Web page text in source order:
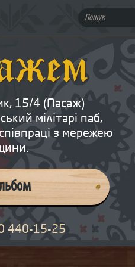
15/4 (Пасаж)
мілітарі паб,
з мережею
440-15-25